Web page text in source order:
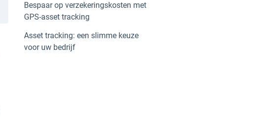
Bespaar op verzekeringskosten met
GPS-asset tracking
Asset tracking: een slimme keuze
voor uw bedrijf